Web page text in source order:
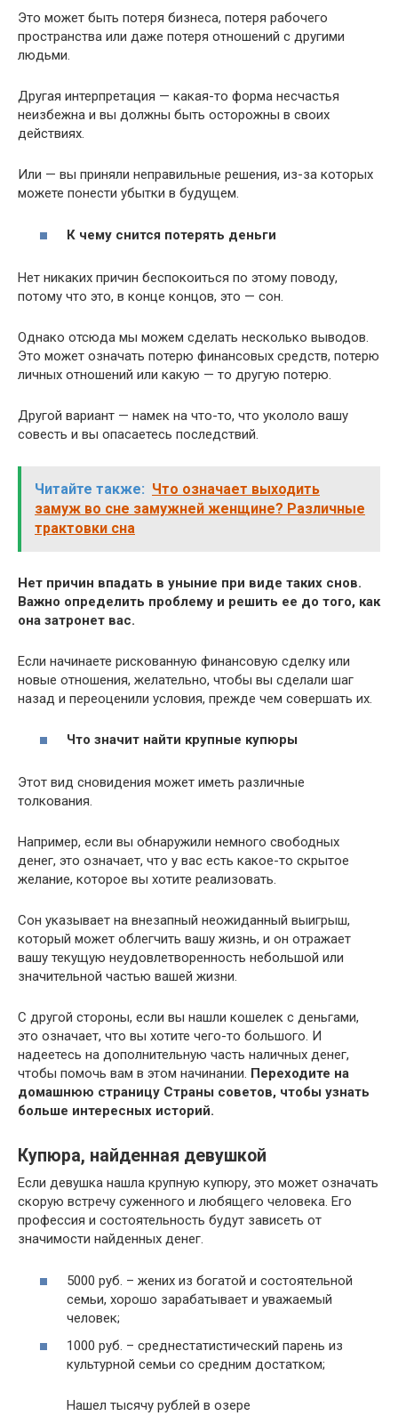
Это может быть потеря бизнеса, потеря рабочего
пространства или даже потеря отношений с другими
людьми.
Другая интерпретация — какая-то форма несчастья
неизбежна и вы должны быть осторожны в своих
действиях.
Или — вы приняли неправильные решения, из-за которых
можете понести убытки в будущем.
К чему снится потерять деньги
Нет никаких причин беспокоиться по этому поводу,
потому что это, в конце концов, это — сон.
Однако отсюда мы можем сделать несколько выводов.
Это может означать потерю финансовых средств, потерю
личных отношений или какую — то другую потерю.
Другой вариант — намек на что-то, что укололо вашу
совесть и вы опасаетесь последствий.
Читайте также: Что означает выходить
замуж во сне замужней женщине? Различные
трактовки сна
Нет причин впадать в уныние при виде таких снов.
Важно определить проблему и решить ее до того, как
она затронет вас.
Если начинаете рискованную финансовую сделку или
новые отношения, желательно, чтобы вы сделали шаг
назад и переоценили условия, прежде чем совершать их.
Что значит найти крупные купюры
Этот вид сновидения может иметь различные
толкования.
Например, если вы обнаружили немного свободных
денег, это означает, что у вас есть какое-то скрытое
желание, которое вы хотите реализовать.
Сон указывает на внезапный неожиданный выигрыш,
который может облегчить вашу жизнь, и он отражает
вашу текущую неудовлетворенность небольшой или
значительной частью вашей жизни.
С другой стороны, если вы нашли кошелек с деньгами,
это означает, что вы хотите чего-то большого. И
надеетесь на дополнительную часть наличных денег,
чтобы помочь вам в этом начинании. Переходите на
домашнюю страницу Страны советов, чтобы узнать
больше интересных историй.
Купюра, найденная девушкой
Если девушка нашла крупную купюру, это может означать
скорую встречу суженного и любящего человека. Его
профессия и состоятельность будут зависеть от
значимости найденных денег.
5000 руб. – жених из богатой и состоятельной
семьи, хорошо зарабатывает и уважаемый
человек;
1000 руб. – среднестатистический парень из
культурной семьи со средним достатком;
Нашел тысячу рублей в озере